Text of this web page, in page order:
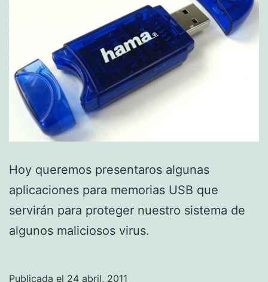
Hoy queremos presentaros algunas
aplicaciones para memorias USB que
servirán para proteger nuestro sistema de
algunos maliciosos virus.
Publicada el 24 abril, 2011